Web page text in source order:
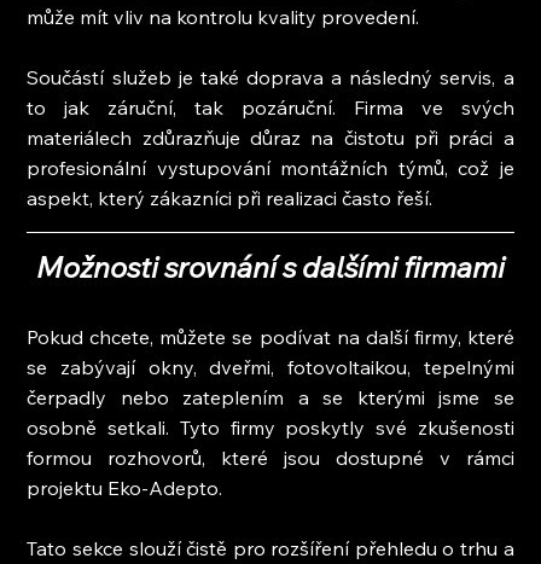
může mít vliv na kontrolu kvality provedení.
Součástí služeb je také doprava a následný servis, a
to jak záruční, tak pozáruční. Firma ve svých
materiálech zdůrazňuje důraz na čistotu při práci a
profesionální vystupování montážních týmů, což je
aspekt, který zákazníci při realizaci často řeší.
Možnosti srovnání s dalšími firmami
Pokud chcete, můžete se podívat na další firmy, které
se zabývají okny, dveřmi, fotovoltaikou, tepelnými
čerpadly nebo zateplením a se kterými jsme se
osobně setkali. Tyto firmy poskytly své zkušenosti
formou rozhovorů, které jsou dostupné v rámci
projektu Eko-Adepto.
Tato sekce slouží čistě pro rozšíření přehledu o trhu a